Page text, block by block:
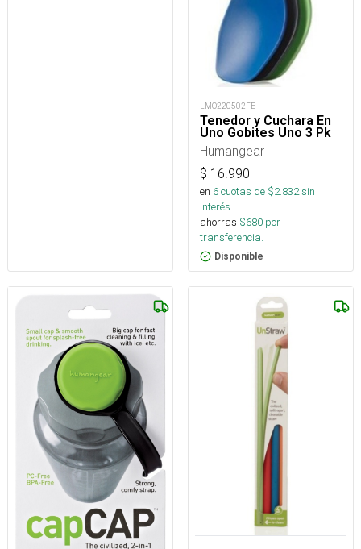
LMO220502FE
Tenedor y Cuchara En
Uno Gobites Uno 3 Pk
Humangear
$ 16.990
en 6cuotas de $2.832sin
interés
ahorras $680 por
transferencia.
Disponible